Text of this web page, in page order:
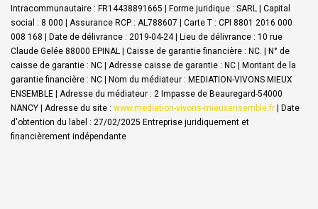
Intracommunautaire : FR14438891665 | Forme juridique : SARL | Capital
social : 8 000 | Assurance RCP : AL788607 | Carte T : CPI 8801 2016 000
008 168 | Date de délivrance : 2019-04-24 | Lieu de délivrance : 10 rue
Claude Gelée 88000 EPINAL | Caisse de garantie financière : NC. | N° de
caisse de garantie : NC | Adresse caisse de garantie : NC | Montant de la
garantie financière : NC | Nom du médiateur : MEDIATION-VIVONS MIEUX
ENSEMBLE | Adresse du médiateur : 2 Impasse de Beauregard-54000
NANCY | Adresse du site : www.mediation-vivons-mieuxensemble.fr | Date
d'obtention du label : 27/02/2025 Entreprise juridiquement et
financièrement indépendante